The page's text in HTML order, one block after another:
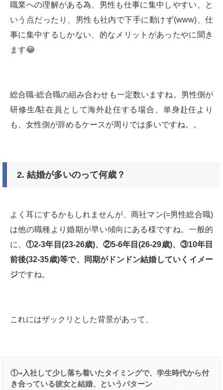
職業への理解がある為、男性も仕事に集中しやすい、と
いう点だったり、男性も社内で下手に動けず(www)、仕
事に集中するしかない、的なメリットがあったやに聞き
ます😂
総合職-総合職の組み合わせも一定数いますね。男性側が
研修生/駐在員として海外赴任する場合、単身赴任より
も、女性側が辞めるケースが周りでは多いですね。。
2. 結婚が多いのって何歳？
よく耳にするかもしれませんが、商社マン(=男性総合職)
は他の職種より婚期が早い傾向にある様ですね。一般的
に、①2-3年目 (23-26歳)、②5-6年目(26-29歳)、③10年目
前後(32-35歳)等で、同期がドンドン結婚していくイメー
ジですね。
これにはザックリとした背景があって、
①→入社して少し落ち着いたタイミングで、学生時代から付
き合っている彼女と結婚、というパターン